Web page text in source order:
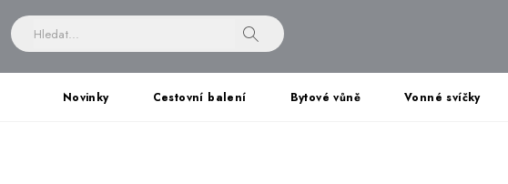
Novinky Cestovní balení Bytové vůně Vonné svíčky